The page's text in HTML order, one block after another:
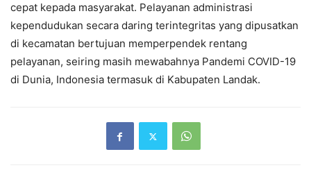
cepat kepada masyarakat. Pelayanan administrasi
kependudukan secara daring terintegritas yang dipusatkan
di kecamatan bertujuan memperpendek rentang
pelayanan, seiring masih mewabahnya Pandemi COVID-19
di Dunia, Indonesia termasuk di Kabupaten Landak.